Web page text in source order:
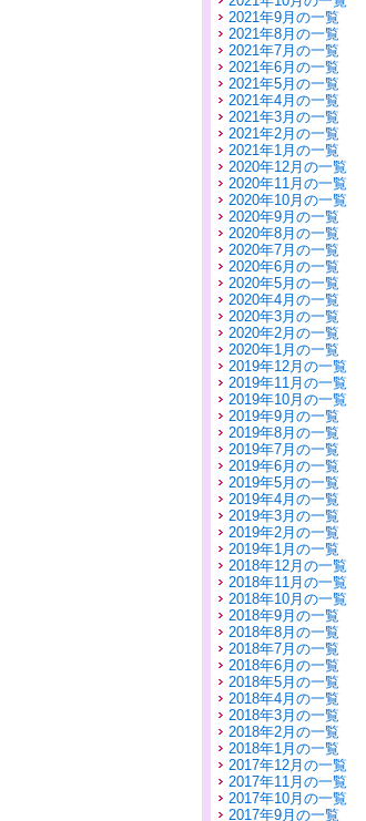
2021年9月の一覧
2021年8月の一覧
2021年7月の一覧
2021年6月の一覧
2021年5月の一覧
2021年4月の一覧
2021年3月の一覧
2021年2月の一覧
2021年1月の一覧
2020年12月の一覧
2020年11月の一覧
2020年10月の一覧
2020年9月の一覧
2020年8月の一覧
2020年7月の一覧
2020年6月の一覧
2020年5月の一覧
2020年4月の一覧
2020年3月の一覧
2020年2月の一覧
2020年1月の一覧
2019年12月の一覧
2019年11月の一覧
2019年10月の一覧
2019年9月の一覧
2019年8月の一覧
2019年7月の一覧
2019年6月の一覧
2019年5月の一覧
2019年4月の一覧
2019年3月の一覧
2019年2月の一覧
2019年1月の一覧
2018年12月の一覧
2018年11月の一覧
2018年10月の一覧
2018年9月の一覧
2018年8月の一覧
2018年7月の一覧
2018年6月の一覧
2018年5月の一覧
2018年4月の一覧
2018年3月の一覧
2018年2月の一覧
2018年1月の一覧
2017年12月の一覧
2017年11月の一覧
2017年10月の一覧
2017年9月の一覧